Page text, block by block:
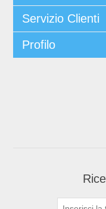
Servizio Clienti
Profilo